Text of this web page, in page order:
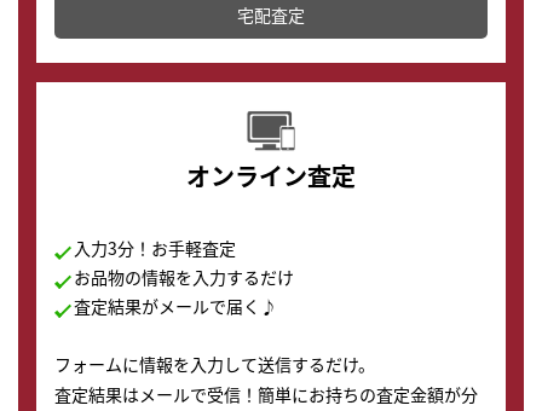
配送でも簡単&安全に査定・買取に出すことが可能で
す。
宅配査定
オンライン査定
入力3分！お手軽査定
お品物の情報を入力するだけ
査定結果がメールで届く♪
フォームに情報を入力して送信するだけ。
査定結果はメールで受信！簡単にお持ちの査定金額が分